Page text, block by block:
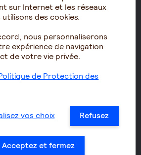
TNS
sur Internet et les réseaux
des cookies.
nous personnaliserons
expérience de navigation
de votre vie privée.
de Protection des
vos choix Refusez
Acceptez et fermez